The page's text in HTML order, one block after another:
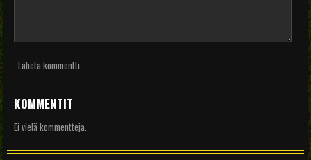
Lähetä kommentti
KOMMENTIT
Ei vielä kommentteja.